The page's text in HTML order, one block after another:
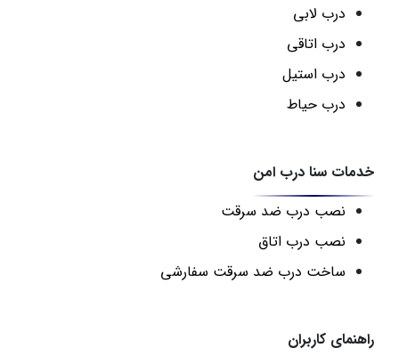
درب لابی
درب اتاقی
درب استیل
درب حیاط
خدمات سنا درب امن
نصب درب ضد سرقت
نصب درب اتاق
ساخت درب ضد سرقت سفارشی
راهنمای کاربران